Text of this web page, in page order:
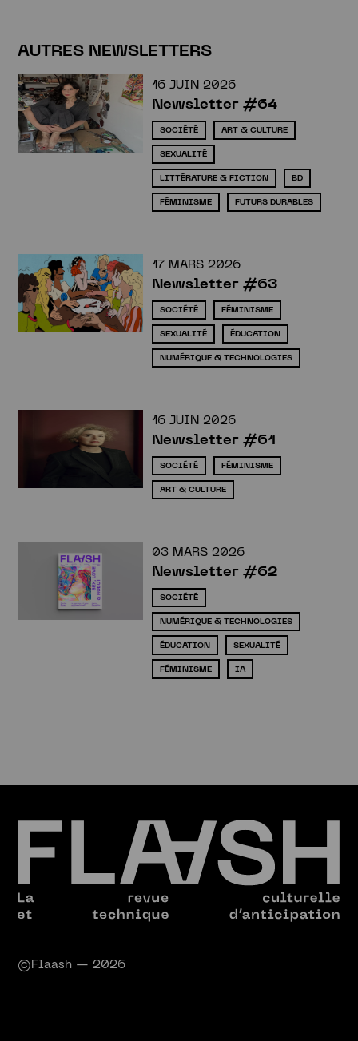
AUTRES NEWSLETTERS
16 JUIN 2026
Newsletter #64
SOCIÉTÉ ART & CULTURE
SEXUALITÉ
LITTÉRATURE & FICTION BD
FÉMINISME FUTURS DURABLES
17 MARS 2026
Newsletter #63
SOCIÉTÉ FÉMINISME
SEXUALITÉ ÉDUCATION
NUMÉRIQUE & TECHNOLOGIES
16 JUIN 2026
Newsletter #61
SOCIÉTÉ FÉMINISME
ART & CULTURE
03 MARS 2026
Newsletter #62
SOCIÉTÉ
NUMÉRIQUE & TECHNOLOGIES
ÉDUCATION SEXUALITÉ
FÉMINISME IA
©Flaash — 2026